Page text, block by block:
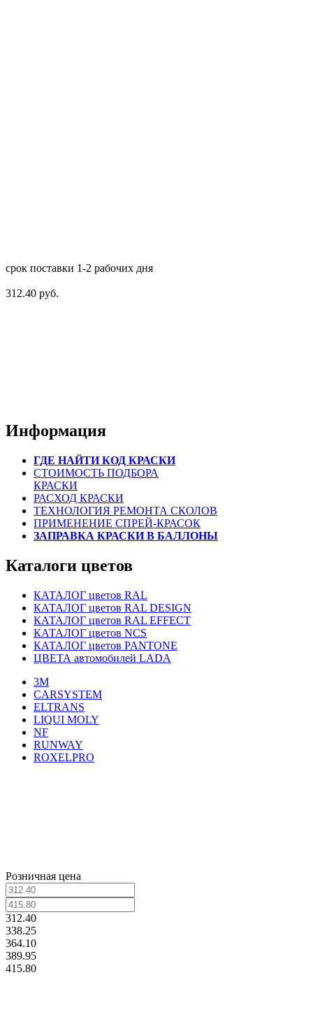
срок поставки 1-2 рабочих дня
312.40 руб.
Информация
ГДЕ НАЙТИ КОД КРАСКИ
СТОИМОСТЬ ПОДБОРА
КРАСКИ
РАСХОД КРАСКИ
ТЕХНОЛОГИЯ РЕМОНТА СКОЛОВ
ПРИМЕНЕНИЕ СПРЕЙ-КРАСОК
ЗАПРАВКА КРАСКИ В БАЛЛОНЫ
Каталоги цветов
КАТАЛОГ цветов RAL
КАТАЛОГ цветов RAL DESIGN
КАТАЛОГ цветов RAL EFFECT
КАТАЛОГ цветов NCS
КАТАЛОГ цветов PANTONE
ЦВЕТА автомобилей LADA
3M
CARSYSTEM
ELTRANS
LIQUI MOLY
NF
RUNWAY
ROXELPRO
Розничная цена
312.40
338.25
364.10
389.95
415.80